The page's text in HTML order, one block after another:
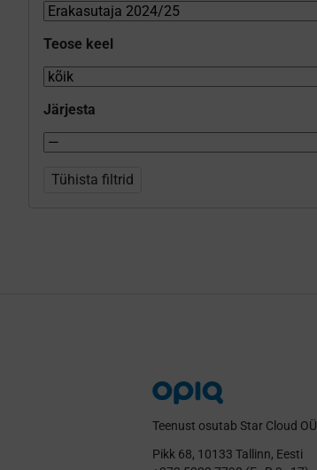
Teose keel
Järjesta
Tühista filtrid
Teenust osutab Star Cloud OÜ
Pikk 68, 10133 Tallinn, Eesti